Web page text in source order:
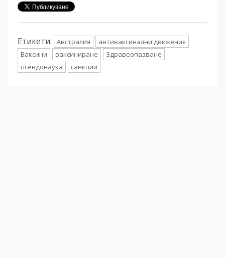
Етикети: Австралия
антиваксинални движения
Ваксини
ваксиниране
Здравеопазване
псевдонаука
санкции